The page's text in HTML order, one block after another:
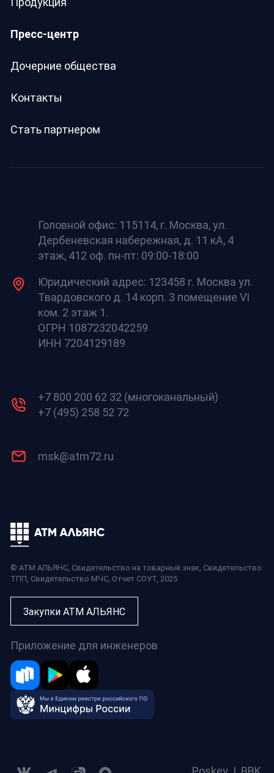
Пресс-центр
Дочерние общества
Контакты
Стать партнером
Головной офис: 115114, г. Москва, ул.
Дербеневская набережная, д. 11 кА, 4
этаж, 412 оф. пн-пт: 09:00-18:00
Юридический адрес: 123458 г. Москва ул.
Твардовского д. 14 корп. 3 помещение VI
ком. 2 этаж 1.
ОГРН 1087232042259
ИНН 7204129189
+7 800 200 62 32 (многоканальный)
+7 (495) 258 52 72
msk@atm72.ru
© АТМ АЛЬЯНС, Свидетельство на товарный знак, Свидетельство
ТПП, Свидетельство МЧС, Отчет СОУТ, 2025
Закупки АТМ АЛЬЯНС
Приложение для инженеров